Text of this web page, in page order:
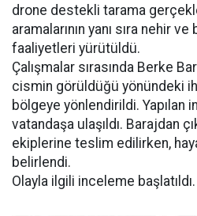
drone destekli tarama
aramalarının yanı sıra nehir
faaliyetleri yürütüldü.
Çalışmalar sırasında Berke
cismin görüldüğü yönündeki
bölgeye yönlendirildi. Yapılan
vatandaşa ulaşıldı. Barajdan
ekiplerine teslim edilirken,
belirlendi.
Olayla ilgili inceleme başlatıldı.